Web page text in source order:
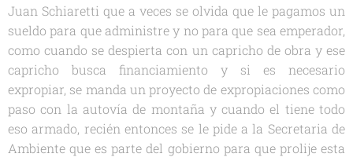
Juan Schiaretti que a veces se olvida que le pagamos un
sueldo para que administre y no para que sea emperador,
como cuando se despierta con un capricho de obra y ese
capricho busca financiamiento y si es necesario
expropiar, se manda un proyecto de expropiaciones como
paso con la autovía de montaña y cuando el tiene todo
eso armado, recién entonces se le pide a la Secretaria de
Ambiente que es parte del gobierno para que prolije esta